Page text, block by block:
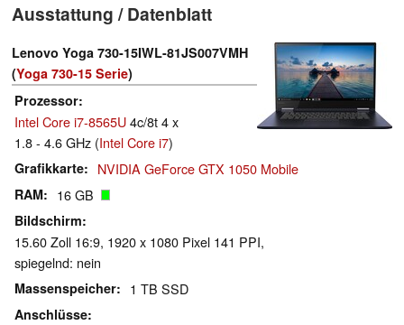
Ausstattung / Datenblatt
Lenovo Yoga 730-15IWL-81JS007VMH
(Yoga 730-15 Serie)
Prozessor
Intel Core i7-8565U4c/8t 4 x
1.8 - 4.6 GHz (Intel Core i7)
Grafikkarte NVIDIA GeForce GTX 1050 Mobile
RAM 16 GB
Bildschirm
15.60 Zoll 16:9, 1920 x 1080 Pixel 141 PPI,
spiegelnd: nein
Massenspeicher 1 TB SSD
Anschlüsse